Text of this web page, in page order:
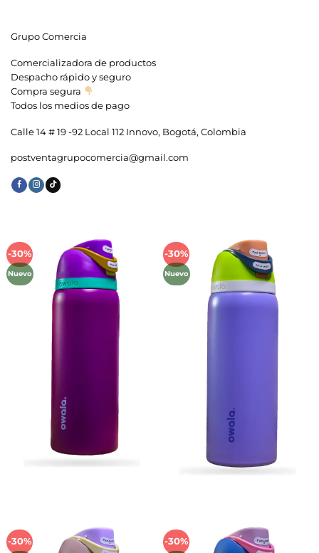
Grupo Comercia
Comercializadora de productos
Despacho rápido y seguro
Compra segura
Todos los medios de pago
Calle 14 # 19 -92 Local 112 Innovo, Bogotá, Colombia
postventagrupocomercia@gmail.com
-30%
Nuevo
Añadir
lista de
deseos
-30%
Nuevo
Añadir
lista de
deseos
-30%
Añadir
-30%
Añadir